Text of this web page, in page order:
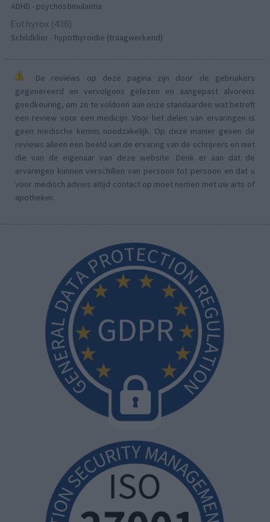
ADHD - psychostimulantia
Euthyrox (436)
Schildklier - hypothyroidie (traagwerkend)
De reviews op deze pagina zijn door de gebruikers
gegenereerd en vervolgens gelezen en aangepast alvorens
goedkeuring, om zo te voldoen aan onze standaarden wat betreft
een review voor een medicijn. Voor het delen van ervaringen is
geen medische kennis noodzakelijk. Op deze manier geven de
reviews alleen een beeld van de ervaring van de schrijvers en niet
die van de eigenaar van deze website. Denk er aan dat de
ervaringen kunnen verschillen van persoon tot persoon en dat u
voor medisch advies altijd contact op moet nemen met uw arts of
apotheker.